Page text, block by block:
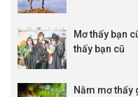
Mơ thấy bạn
thấy bạn cũ
Nằm mơ